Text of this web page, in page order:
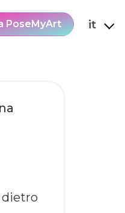
PoseMyArt it
dietro